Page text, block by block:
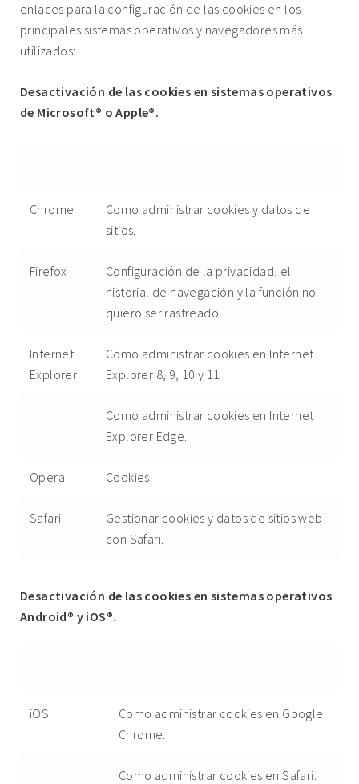
enlaces para la configuración de las cookies en los
principales sistemas operativos y navegadores más
utilizados:
Desactivación de las cookies en sistemas operativos
de Microsoft® o Apple®.
Chrome
Como administrar cookies y datos de
sitios.
Firefox
Configuración de la privacidad, el
historial de navegación y la función no
quiero ser rastreado.
Internet
Explorer
Como administrar cookies en Internet
Explorer 8, 9, 10 y 11
Como administrar cookies en Internet
Explorer Edge.
Opera Cookies.
Safari
Gestionar cookies y datos de sitios web
con Safari.
Desactivación de las cookies en sistemas operativos
Android® y iOS®.
iOS
Como administrar cookies en Google
Chrome.
Como administrar cookies en Safari.